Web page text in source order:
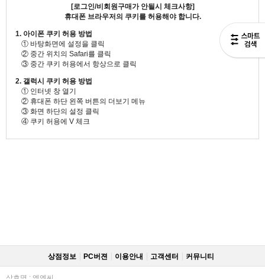
[로그인/비회원구매가 안될시 체크사항]
휴대폰 브라우저의 쿠키를 허용해야 합니다.
1. 아이폰 쿠키 허용 방법
① 바탕화면에 설정을 클릭
② 중간 위치의 Safari를 클릭
③ 중간 쿠키 허용에서 항상으로 클릭
2. 갤럭시 쿠키 허용 방법
① 인터넷 창 열기
② 휴대폰 하단 왼쪽 버튼의 더보기 메뉴
③ 화면 하단의 설정 클릭
④ 쿠키 허용에 V 체크
상점정보 PC버젼 이용안내 고객센터 커뮤니티